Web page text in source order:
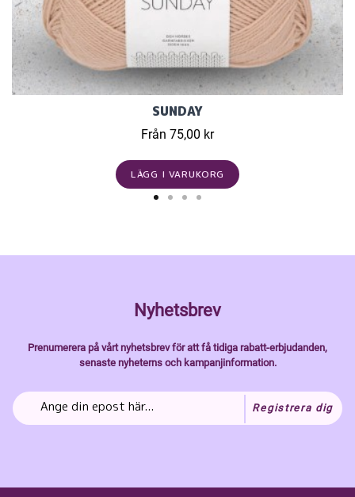
SUNDAY
Från 75,00 kr
LÄGG I VARUKORG
Nyhetsbrev
Prenumerera på vårt nyhetsbrev för att få tidiga rabatt-erbjudanden,
senaste nyheterns och kampanjinformation.
Registrera dig